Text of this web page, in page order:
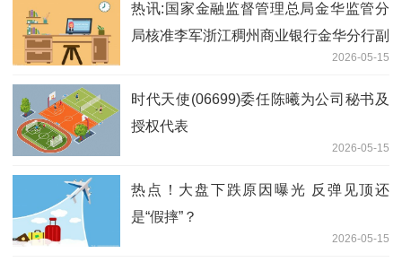
热讯:国家金融监督管理总局金华监管分
局核准李军浙江稠州商业银行金华分行副
2026-05-15
时代天使(06699)委任陈曦为公司秘书及
授权代表
2026-05-15
热点！大盘下跌原因曝光 反弹见顶还
是“假摔”？
2026-05-15